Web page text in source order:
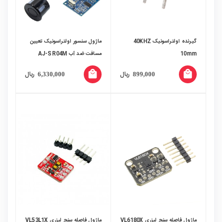
گیرنده اولتراسونیک 40KHZ
10mm
899,000 ریال local_mall
ماژول سنسور اولتراسونیک تعیین
مسافت ضد آب AJ-SR04M
6,330,000 ریال local_mall
ماژول فاصله سنج لیزری VL6180X ماژول فاصله سنج لیزری VL53L1X